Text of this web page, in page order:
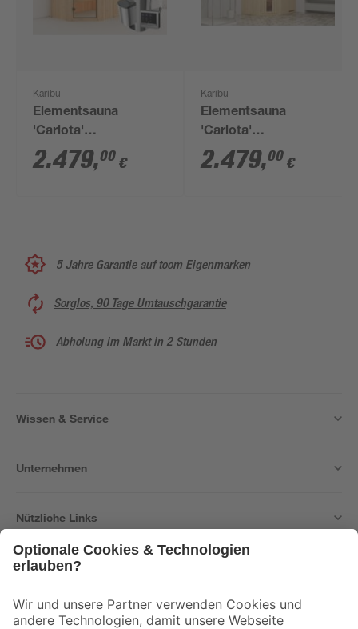
Karibu
Elementsauna
'Carlota'
naturbelassen mit
Klarglastür 3,6 kW
2.479,00 €
Karibu
Elementsauna
'Carlota'
naturbelassen mit
Energiespartür 3,6 kW
2.479,00 €
5 Jahre Garantie auf toom Eigenmarken
Sorglos, 90 Tage Umtauschgarantie
Abholung im Markt in 2 Stunden
Wissen & Service
Unternehmen
Nützliche Links
Der toom Newsletter: Keine Angebote und Aktionen mehr verpassen!